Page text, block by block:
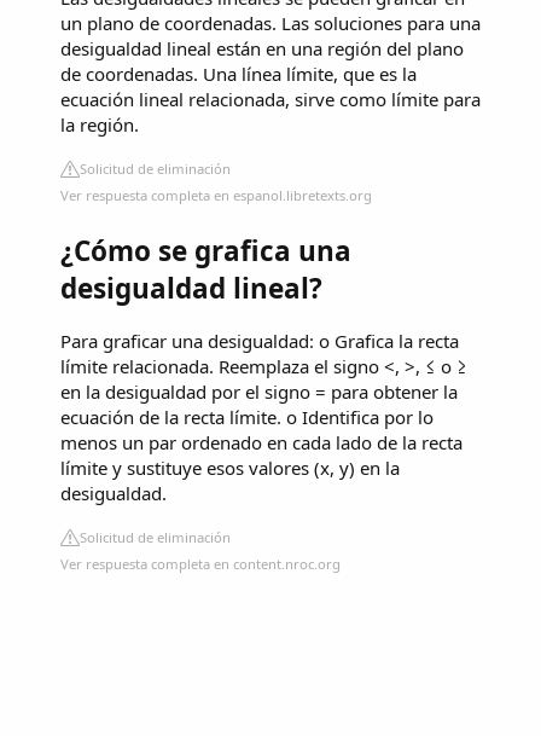
un plano de coordenadas. Las soluciones para una
desigualdad lineal están en una región del plano
de coordenadas. Una línea límite, que es la
ecuación lineal relacionada, sirve como límite para
la región.
Solicitud de eliminación
Ver respuesta completa en espanol.libretexts.org
¿Cómo se grafica una
desigualdad lineal?
Para graficar una desigualdad: o Grafica la recta
límite relacionada. Reemplaza el signo <, >, ≤ o ≥
en la desigualdad por el signo = para obtener la
ecuación de la recta límite. o Identifica por lo
menos un par ordenado en cada lado de la recta
límite y sustituye esos valores (x, y) en la
desigualdad.
Solicitud de eliminación
Ver respuesta completa en content.nroc.org